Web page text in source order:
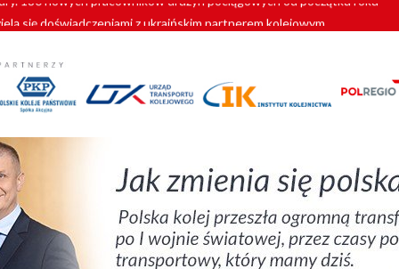
się doświadczeniami z ukraińskim partnerem kolejowym
Vectrony na 230 km/h
pociągi od PESA. Sześć nowoczesnych ELF-ów wyjedzie na tory w
180 nowych pracowników drużyn pociągowych od początku roku